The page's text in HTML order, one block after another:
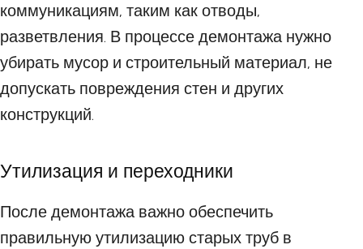
коммуникациям, таким как отводы,
разветвления. В процессе демонтажа нужно
убирать мусор и строительный материал, не
допускать повреждения стен и других
конструкций.
Утилизация и переходники
После демонтажа важно обеспечить
правильную утилизацию старых труб в